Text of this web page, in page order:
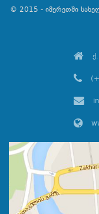
© 2015 - იმერეთში